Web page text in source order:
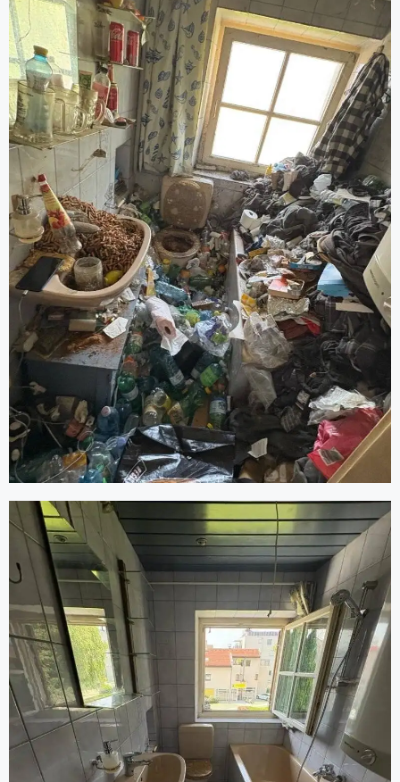
Grundreinigung).